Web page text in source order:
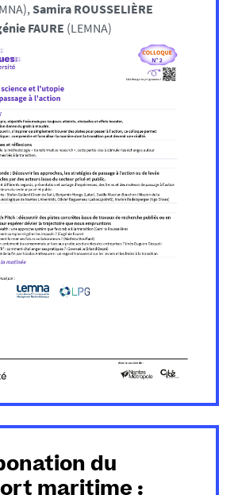
Samira ROUSSELIÈRE
FAURE (LEMNA)
du
maritime :